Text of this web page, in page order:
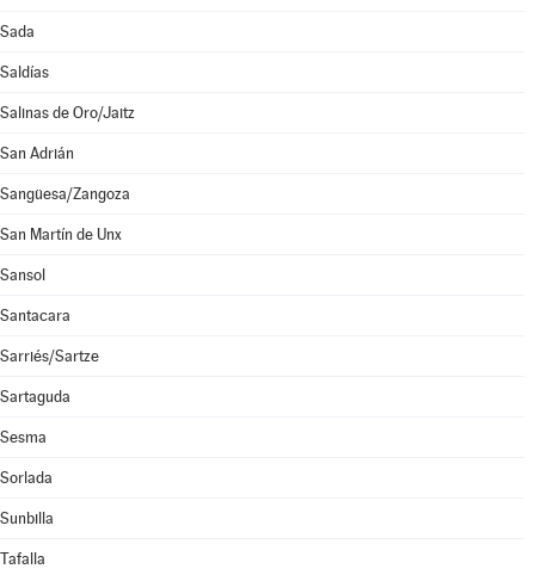
Sada
Saldías
Salinas de Oro/Jaitz
San Adrián
Sangüesa/Zangoza
San Martín de Unx
Sansol
Santacara
Sarriés/Sartze
Sartaguda
Sesma
Sorlada
Sunbilla
Tafalla